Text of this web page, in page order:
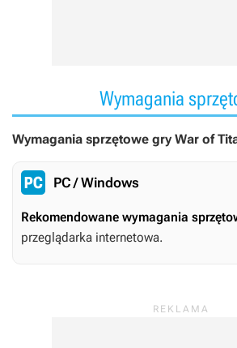
Wymagania
Wymagania sprzętowe gry War of
PC / Windows
Rekomendowane wymagania
przeglądarka internetowa.